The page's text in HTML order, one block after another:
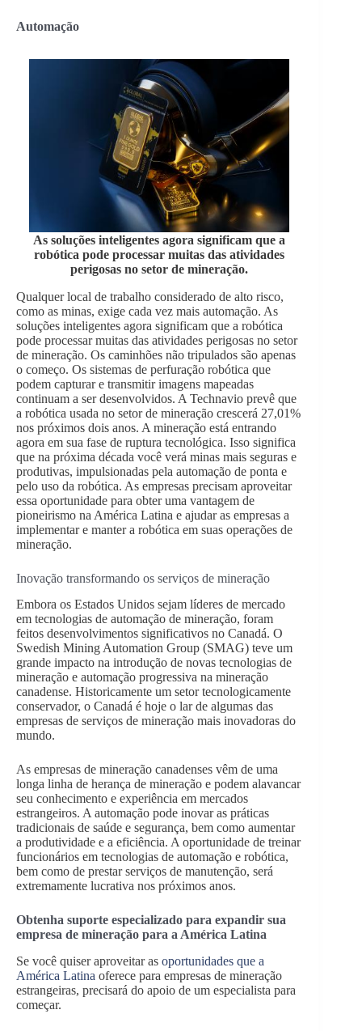
Automação
As soluções inteligentes agora significam que a
robótica pode processar muitas das atividades
perigosas no setor de mineração.
Qualquer local de trabalho considerado de alto risco,
como as minas, exige cada vez mais automação. As
soluções inteligentes agora significam que a robótica
pode processar muitas das atividades perigosas no setor
de mineração. Os caminhões não tripulados são apenas
o começo. Os sistemas de perfuração robótica que
podem capturar e transmitir imagens mapeadas
continuam a ser desenvolvidos. A Technavio prevê que
a robótica usada no setor de mineração crescerá 27,01%
nos próximos dois anos. A mineração está entrando
agora em sua fase de ruptura tecnológica. Isso significa
que na próxima década você verá minas mais seguras e
produtivas, impulsionadas pela automação de ponta e
pelo uso da robótica. As empresas precisam aproveitar
essa oportunidade para obter uma vantagem de
pioneirismo na América Latina e ajudar as empresas a
implementar e manter a robótica em suas operações de
mineração.
Inovação transformando os serviços de mineração
Embora os Estados Unidos sejam líderes de mercado
em tecnologias de automação de mineração, foram
feitos desenvolvimentos significativos no Canadá. O
Swedish Mining Automation Group (SMAG) teve um
grande impacto na introdução de novas tecnologias de
mineração e automação progressiva na mineração
canadense. Historicamente um setor tecnologicamente
conservador, o Canadá é hoje o lar de algumas das
empresas de serviços de mineração mais inovadoras do
mundo.
As empresas de mineração canadenses vêm de uma
longa linha de herança de mineração e podem alavancar
seu conhecimento e experiência em mercados
estrangeiros. A automação pode inovar as práticas
tradicionais de saúde e segurança, bem como aumentar
a produtividade e a eficiência. A oportunidade de treinar
funcionários em tecnologias de automação e robótica,
bem como de prestar serviços de manutenção, será
extremamente lucrativa nos próximos anos.
Obtenha suporte especializado para expandir sua
empresa de mineração para a América Latina
Se você quiser aproveitar as oportunidades que a
América Latina oferece para empresas de mineração
estrangeiras, precisará do apoio de um especialista para
começar.